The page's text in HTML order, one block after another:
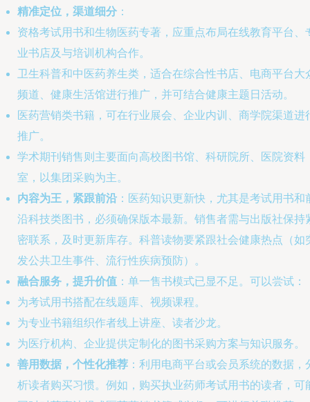
精准定位，渠道细分 ：
资格考试用书和生物医药专著，应重点布局在线教育平台、
业书店及与培训机构合作。
卫生科普和中医药养生类，适合在综合性书店、电商平台大
频道、健康生活馆进行推广，并可结合健康主题日活动。
医药营销类书籍，可在行业展会、企业内训、商学院渠道进
推广。
学术期刊销售则主要面向高校图书馆、科研院所、医院资料
室，以集团采购为主。
内容为王，紧跟前沿 ：医药知识更新快，尤其是考试用书和
沿科技类图书，必须确保版本最新。销售者需与出版社保持
密联系，及时更新库存。科普读物要紧跟社会健康热点（如
发公共卫生事件、流行性疾病预防）。
融合服务，提升价值 ：单一售书模式已显不足。可以尝试：
为考试用书搭配在线题库、视频课程。
为专业书籍组织作者线上讲座、读者沙龙。
为医疗机构、企业提供定制化的图书采购方案与知识服务。
善用数据，个性化推荐 ：利用电商平台或会员系统的数据，
析读者购买习惯。例如，购买执业药师考试用书的读者，可